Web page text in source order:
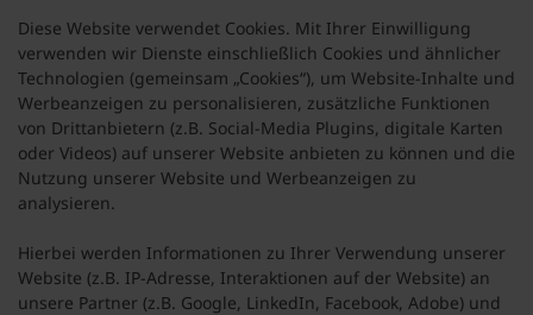
Diese Website verwendet Cookies. Mit Ihrer Einwilligung
verwenden wir Dienste einschließlich Cookies und ähnlicher
Technologien (gemeinsam „Cookies“), um Website-Inhalte und
Werbeanzeigen zu personalisieren, zusätzliche Funktionen
von Drittanbietern (z.B. Social-Media Plugins, digitale Karten
oder Videos) auf unserer Website anbieten zu können und die
Nutzung unserer Website und Werbeanzeigen zu
analysieren.
Hierbei werden Informationen zu Ihrer Verwendung unserer
Website (z.B. IP-Adresse, Interaktionen auf der Website) an
unsere Partner (z.B. Google, LinkedIn, Facebook, Adobe) und